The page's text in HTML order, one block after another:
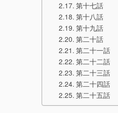
第十七話
第十八話
第十九話
第二十話
第二十一話
第二十二話
第二十三話
第二十四話
第二十五話